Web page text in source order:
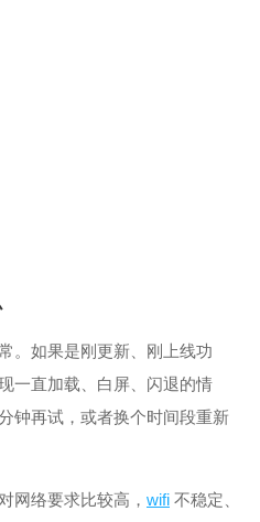
。如果是刚更新、刚上线功
一直加载、白屏、闪退的情
钟再试，或者换个时间段重新
网络要求比较高， wifi 不稳定、